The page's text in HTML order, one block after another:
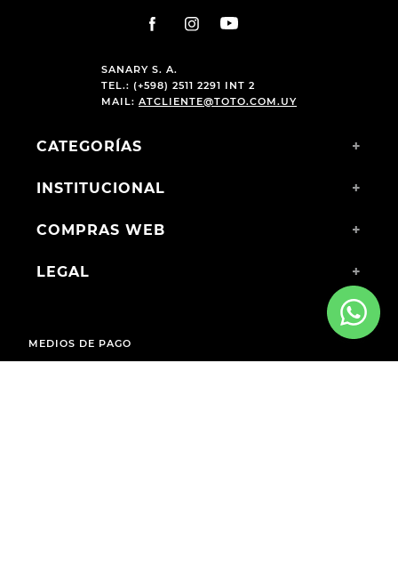
SANARY S. A.
TEL.: (+598) 2511 2291 INT 2
MAIL: ATCLIENTE@TOTO.COM.UY
CATEGORÍAS +
INSTITUCIONAL +
COMPRAS WEB +
LEGAL +
MEDIOS DE PAGO